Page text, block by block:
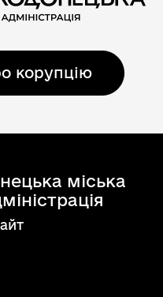
корупцію
міська